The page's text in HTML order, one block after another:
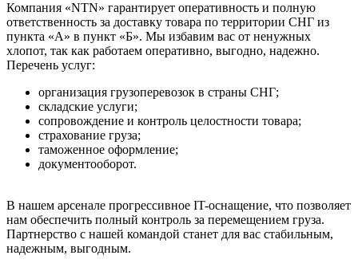
Компания «NTN» гарантирует оперативность и полную
ответственность за доставку товара по территории СНГ из
пункта «А» в пункт «Б». Мы избавим вас от ненужных
хлопот, так как работаем оперативно, выгодно, надежно.
Перечень услуг:
организация грузоперевозок в страны СНГ;
складские услуги;
сопровождение и контроль целостности товара;
страхование груза;
таможенное оформление;
документооборот.
В нашем арсенале прогрессивное IT-оснащение, что позволяет
нам обеспечить полный контроль за перемещением груза.
Партнерство с нашей командой станет для вас стабильным,
надежным, выгодным.